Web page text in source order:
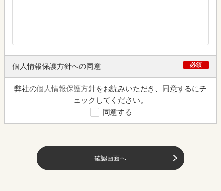
個人情報保護方針への同意 必須
弊社の個人情報保護方針をお読みいただき、同意するにチ
ェックしてください。
同意する